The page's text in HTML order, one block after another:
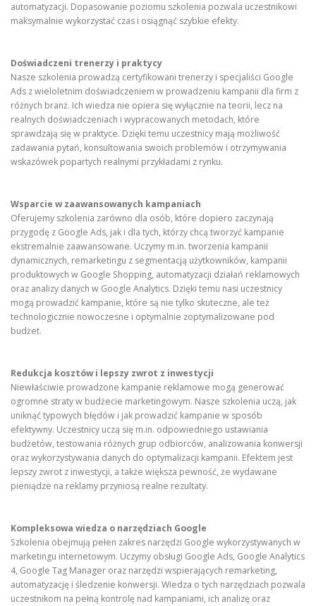
automatyzacji. Dopasowanie poziomu szkolenia pozwala uczestnikowi
maksymalnie wykorzystać czas i osiągnąć szybkie efekty.
Doświadczeni trenerzy i praktycy
Nasze szkolenia prowadzą certyfikowani trenerzy i specjaliści Google
Ads z wieloletnim doświadczeniem w prowadzeniu kampanii dla firm z
różnych branż. Ich wiedza nie opiera się wyłącznie na teorii, lecz na
realnych doświadczeniach i wypracowanych metodach, które
sprawdzają się w praktyce. Dzięki temu uczestnicy mają możliwość
zadawania pytań, konsultowania swoich problemów i otrzymywania
wskazówek popartych realnymi przykładami z rynku.
Wsparcie w zaawansowanych kampaniach
Oferujemy szkolenia zarówno dla osób, które dopiero zaczynają
przygodę z Google Ads, jak i dla tych, którzy chcą tworzyć kampanie
ekstremalnie zaawansowane. Uczymy m.in. tworzenia kampanii
dynamicznych, remarketingu z segmentacją użytkowników, kampanii
produktowych w Google Shopping, automatyzacji działań reklamowych
oraz analizy danych w Google Analytics. Dzięki temu nasi uczestnicy
mogą prowadzić kampanie, które są nie tylko skuteczne, ale też
technologicznie nowoczesne i optymalnie zoptymalizowane pod
budżet.
Redukcja kosztów i lepszy zwrot z inwestycji
Niewłaściwie prowadzone kampanie reklamowe mogą generować
ogromne straty w budżecie marketingowym. Nasze szkolenia uczą, jak
uniknąć typowych błędów i jak prowadzić kampanie w sposób
efektywny. Uczestnicy uczą się m.in. odpowiedniego ustawiania
budżetów, testowania różnych grup odbiorców, analizowania konwersji
oraz wykorzystywania danych do optymalizacji kampanii. Efektem jest
lepszy zwrot z inwestycji, a także większa pewność, że wydawane
pieniądze na reklamy przyniosą realne rezultaty.
Kompleksowa wiedza o narzędziach Google
Szkolenia obejmują pełen zakres narzędzi Google wykorzystywanych w
marketingu internetowym. Uczymy obsługi Google Ads, Google Analytics
4, Google Tag Manager oraz narzędzi wspierających remarketing,
automatyzację i śledzenie konwersji. Wiedza o tych narzędziach pozwala
uczestnikom na pełną kontrolę nad kampaniami, ich analizę oraz